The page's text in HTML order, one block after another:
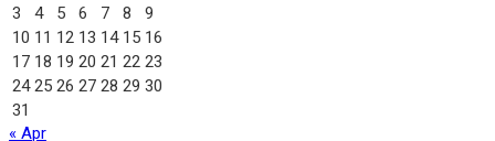
3
4 5 6 7 8
9
10 11 12 13 14 15 16
17 18 19 20 21 22 23
24 25 26 27 28 29 30
31
« Apr